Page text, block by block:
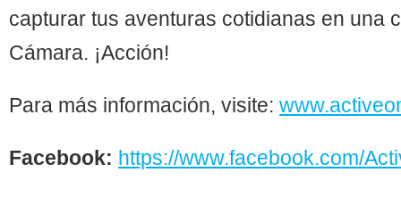
capturar tus aventuras cotidianas en una
Cámara. ¡Acción!
Para más información, visite:
Facebook: https://www.facebook.com/